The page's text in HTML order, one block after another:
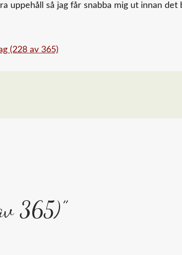
uppehåll så jag får snabba mig ut innan det
365)”